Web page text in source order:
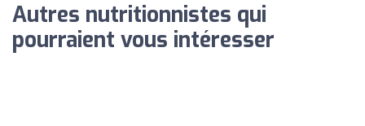
Autres nutritionnistes qui
pourraient vous intéresser